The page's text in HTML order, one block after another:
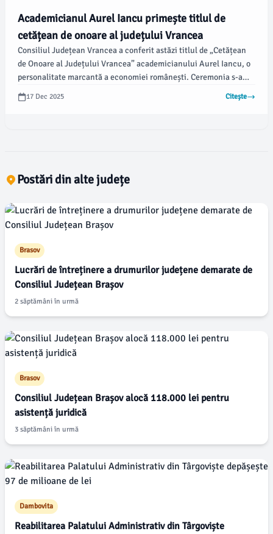
Academicianul Aurel Iancu primește titlul de
cetățean de onoare al județului Vrancea
Consiliul Județean Vrancea a conferit astăzi titlul de „Cetățean
de Onoare al Județului Vrancea” academicianului Aurel Iancu, o
personalitate marcantă a economiei românești. Ceremonia s-a
desfășurat într-o ședință extraordinară, chiar cu ocazia împlinirii
vârstei de 97 de ani de către distinsul economist, originar din
17 Dec 2025 Citește
Postări din alte județe
Brasov
Lucrări de întreținere a drumurilor județene demarate de
Consiliul Județean Brașov
2 săptămâni în urmă
Brasov
Consiliul Județean Brașov alocă 118.000 lei pentru
asistență juridică
3 săptămâni în urmă
Dambovita
Reabilitarea Palatului Administrativ din Târgoviște